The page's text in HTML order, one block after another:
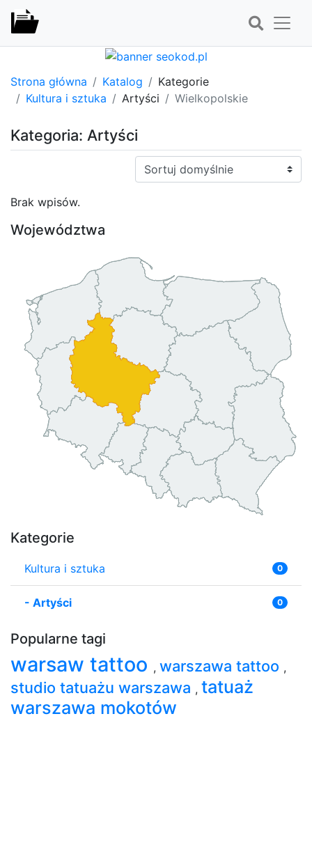
Strona główna Katalog
Kategorie
Kultura i sztuka
Artyści Wielkopolskie
Kategoria: Artyści
Sortuj:
Brak wpisów.
Województwa
Kategorie
Kultura i sztuka 0
- Artyści 0
Popularne tagi
warsaw tattoo , warszawa tattoo ,
studio tatuażu warszawa , tatuaż
warszawa mokotów